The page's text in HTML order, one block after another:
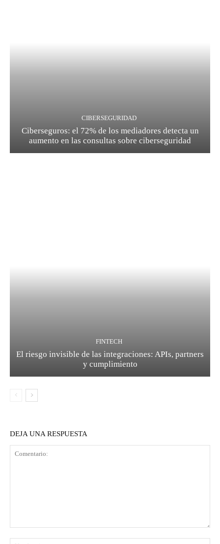
CIBERSEGURIDAD
Ciberseguros: el 72% de los mediadores detecta un
aumento en las consultas sobre ciberseguridad
FINTECH
El riesgo invisible de las integraciones: APIs, partners
y cumplimiento
DEJA UNA RESPUESTA